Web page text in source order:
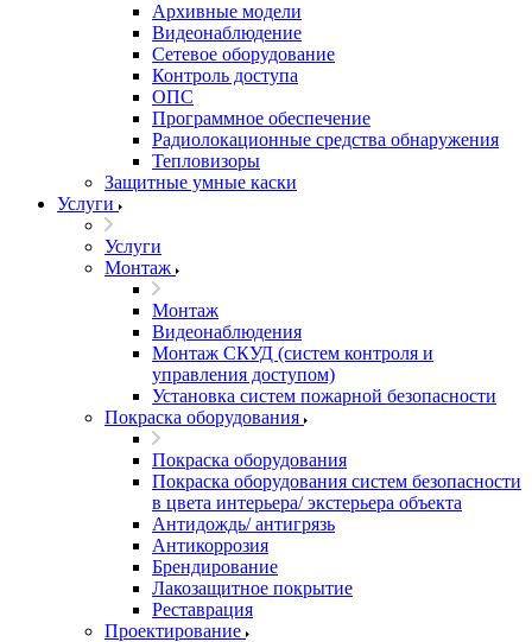
Архивные модели
Видеонаблюдение
Сетевое оборудование
Контроль доступа
ОПС
Программное обеспечение
Радиолокационные средства обнаружения
Тепловизоры
Защитные умные каски
Услуги
Услуги
Монтаж
Монтаж
Видеонаблюдения
Монтаж СКУД (систем контроля и
управления доступом)
Установка систем пожарной безопасности
Покраска оборудования
Покраска оборудования
Покраска оборудования систем безопасности
в цвета интерьера/ экстерьера объекта
Антидождь/ антигрязь
Антикоррозия
Брендирование
Лакозащитное покрытие
Реставрация
Проектирование